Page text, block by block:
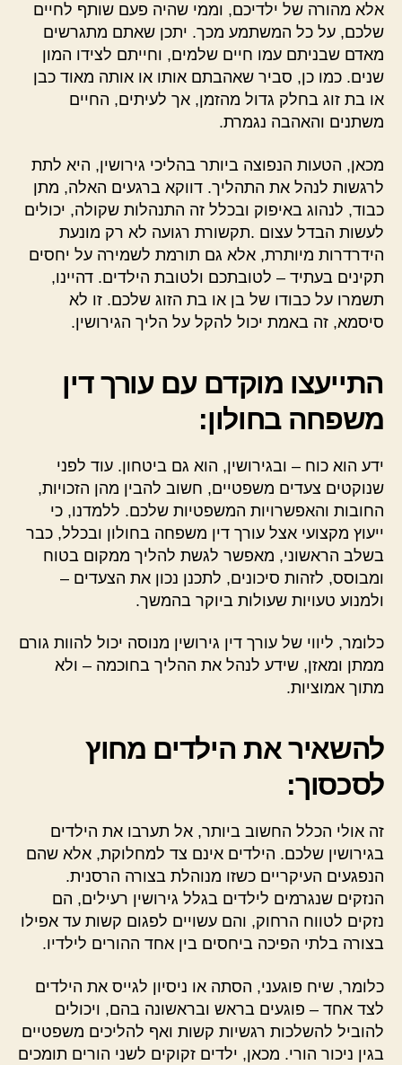
אלא מהורה של ילדיכם, וממי שהיה פעם שותף לחיים
שלכם, על כל המשתמע מכך. יתכן שאתם מתגרשים
מאדם שבניתם עמו חיים שלמים, וחייתם לצידו המון
שנים. כמו כן, סביר שאהבתם אותו או אותה מאוד כבן
או בת זוג בחלק גדול מהזמן, אך לעיתים, החיים
משתנים והאהבה נגמרת.
מכאן, הטעות הנפוצה ביותר בהליכי גירושין, היא לתת
לרגשות לנהל את התהליך. דווקא ברגעים האלה, מתן
כבוד, לנהוג באיפוק ובכלל זה התנהלות שקולה, יכולים
לעשות הבדל עצום .תקשורת רגועה לא רק מונעת
הידרדרות מיותרת, אלא גם תורמת לשמירה על יחסים
תקינים בעתיד – לטובתכם ולטובת הילדים. דהיינו,
תשמרו על כבודו של בן או בת הזוג שלכם. זו לא
סיסמא, זה באמת יכול להקל על הליך הגירושין.
התייעצו מוקדם עם עורך דין
משפחה בחולון:
ידע הוא כוח – ובגירושין, הוא גם ביטחון. עוד לפני
שנוקטים צעדים משפטיים, חשוב להבין מהן הזכויות,
החובות והאפשרויות המשפטיות שלכם. ללמדנו, כי
ייעוץ מקצועי אצל עורך דין משפחה בחולון ובכלל, כבר
בשלב הראשוני, מאפשר לגשת להליך ממקום בטוח
ומבוסס, לזהות סיכונים, לתכנן נכון את הצעדים –
ולמנוע טעויות שעולות ביוקר בהמשך.
כלומר, ליווי של עורך דין גירושין מנוסה יכול להוות גורם
ממתן ומאזן, שידע לנהל את ההליך בחוכמה – ולא
מתוך אמוציות.
להשאיר את הילדים מחוץ
לסכסוך:
זה אולי הכלל החשוב ביותר, אל תערבו את הילדים
בגירושין שלכם. הילדים אינם צד למחלוקת, אלא שהם
הנפגעים העיקריים כשזו מנוהלת בצורה הרסנית.
הנזקים שנגרמים לילדים בגלל גירושין רעילים, הם
נזקים לטווח הרחוק, והם עשויים לפגום קשות עד אפילו
בצורה בלתי הפיכה ביחסים בין אחד ההורים לילדיו.
כלומר, שיח פוגעני, הסתה או ניסיון לגייס את הילדים
לצד אחד – פוגעים בראש ובראשונה בהם, ויכולים
להוביל להשלכות רגשיות קשות ואף להליכים משפטיים
בגין ניכור הורי. מכאן, ילדים זקוקים לשני הורים תומכים